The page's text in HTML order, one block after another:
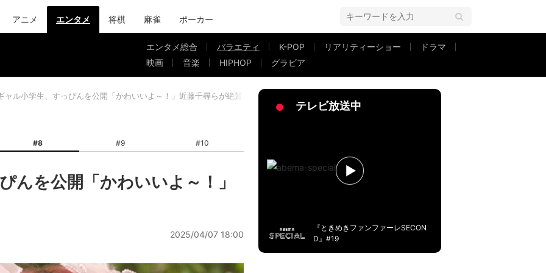
アニメ エンタメ 将棋 麻雀 ポーカー
エンタメ総合 バラエティ K-POP リアリティーショー
ドラマ
映画
音楽 HIPHOP グラビア
ャル小学生、すっぴんを公開「かわいいよ～！」近藤千尋らが絶賛
#8 #9 #10
んを公開「かわいいよ～！」
2025/04/07 18:00
テレビ放送中
『ときめきファンファーレSECON
D』#19